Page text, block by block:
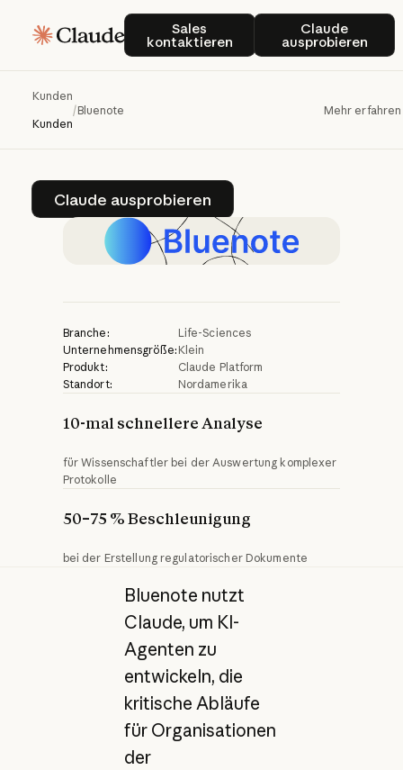
Sales
kontaktieren
Sales kontaktierenClaude
ausprobieren
Claude
Kunden
Kunden
/Bluenote Mehr erfahren
Bluenotebetreibt
intelligenteAgenten
fürLife
mit
Claude
Claude ausprobieren
Claude ausprobieren
Branche:
Life-Sciences
Unternehmensgröße: Klein
Produkt:
Claude Platform
Standort:
Nordamerika
10-mal schnellere Analyse
für Wissenschaftler bei der Auswertung komplexer
Protokolle
50–75 % Beschleunigung
bei der Erstellung regulatorischer Dokumente
Bluenote nutzt
Claude, um KI-
Agenten zu
entwickeln, die
kritische Abläufe
für Organisationen
der